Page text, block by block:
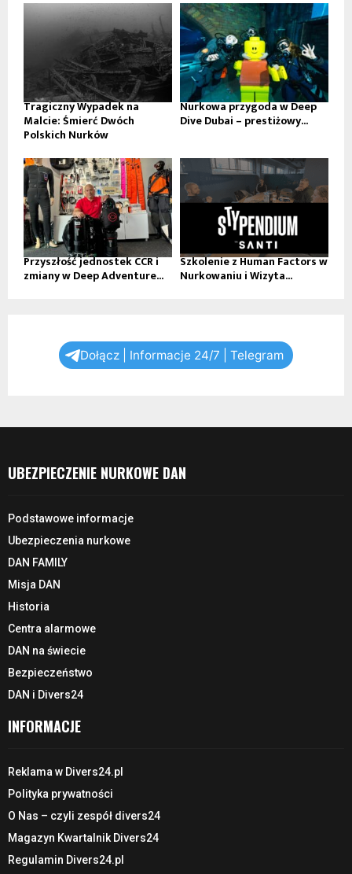
Tragiczny Wypadek na
Malcie: Śmierć Dwóch
Polskich Nurków
Nurkowa przygoda w Deep
Dive Dubai – prestiżowy...
Przyszłość jednostek CCR i
zmiany w Deep Adventure...
Szkolenie z Human Factors w
Nurkowaniu i Wizyta...
Dołącz | Informacje 24/7 | Telegram
UBEZPIECZENIE NURKOWE DAN
Podstawowe informacje
Ubezpieczenia nurkowe
DAN FAMILY
Misja DAN
Historia
Centra alarmowe
DAN na świecie
Bezpieczeństwo
DAN i Divers24
INFORMACJE
Reklama w Divers24.pl
Polityka prywatności
O Nas – czyli zespół divers24
Magazyn Kwartalnik Divers24
Regulamin Divers24.pl